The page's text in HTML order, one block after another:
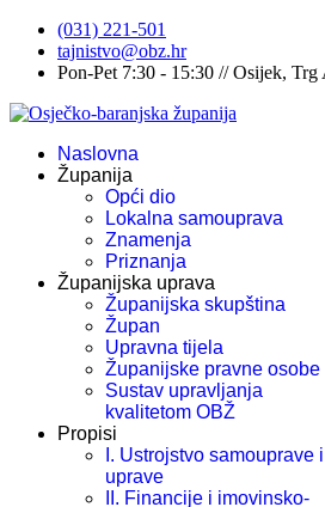
(031) 221-501
tajnistvo@obz.hr
Pon-Pet 7:30 - 15:30 // Osijek, Trg
Naslovna
Županija
Opći dio
Lokalna samouprava
Znamenja
Priznanja
Županijska uprava
Županijska skupština
Župan
Upravna tijela
Županijske pravne osobe
Sustav upravljanja
kvalitetom OBŽ
Propisi
I. Ustrojstvo samouprave i
uprave
II. Financije i imovinsko-